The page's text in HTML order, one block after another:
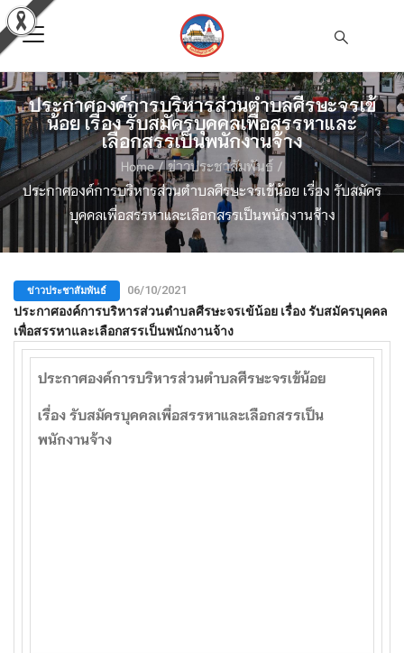
ประกาศองค์การบริหารส่วนตำบลศีรษะจรเข้
น้อย เรื่อง รับสมัครบุคคลเพื่อสรรหาและ
เลือกสรรเป็นพนักงานจ้าง
Home/ ข่าวประชาสัมพันธ์ /
ประกาศองค์การบริหารส่วนตำบลศีรษะจรเข้น้อย เรื่อง รับสมัคร
บุคคลเพื่อสรรหาและเลือกสรรเป็นพนักงานจ้าง
ข่าวประชาสัมพันธ์ 06/10/2021
ประกาศองค์การบริหารส่วนตำบลศีรษะจรเข้น้อย เรื่อง รับสมัครบุคคล
เพื่อสรรหาและเลือกสรรเป็นพนักงานจ้าง
ประกาศองค์การบริหารส่วนตำบลศีรษะจรเข้น้อย
เรื่อง รับสมัครบุคคลเพื่อสรรหาและเลือกสรรเป็น
พนักงานจ้าง